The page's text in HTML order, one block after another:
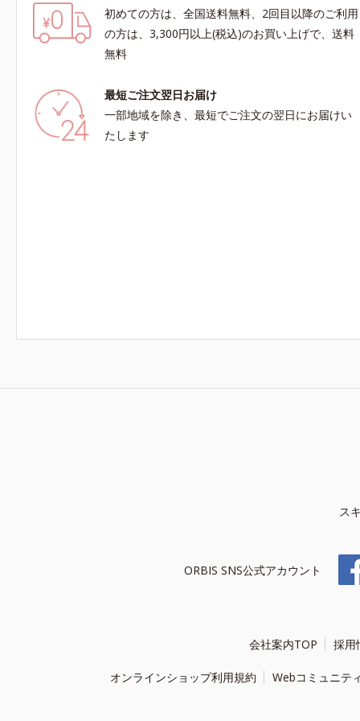
初めての方は、全国送料無料、2回目以降のご利用
の方は、3,300円以上(税込)のお買い上げで、送料
無料
最短ご注文翌日お届け
一部地域を除き、最短でご注文の翌日にお届けい
たします
ス
ORBIS SNS公式アカウント
会社案内TOP 採用
オンラインショップ利用規約 Webコミュニテ